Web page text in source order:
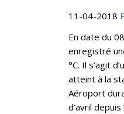
11-04-2018
En date du
enregistré
°C. Il s’agit
atteint à la
Aéroport
d’avril